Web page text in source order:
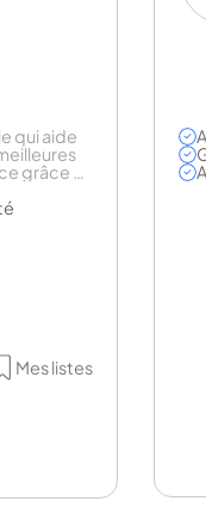
qui aide
grâce à
Mes listes